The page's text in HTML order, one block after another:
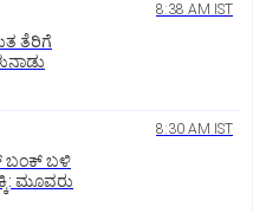
8:38 AM IST
ತೆರಿಗೆ
8:30 AM IST
ಬಂಕ್ ಬಳಿ
ಮೂವರು